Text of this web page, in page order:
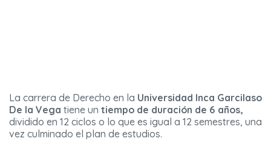
La carrera de Derecho en la Universidad Inca Garcilaso
De la Vega tiene un tiempo de duración de 6 años,
dividido en 12 ciclos o lo que es igual a 12 semestres, una
vez culminado el plan de estudios.